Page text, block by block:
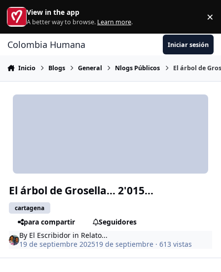
Ir al contenido
View in the app
A better way to browse. Learn more. ×
Colombia Humana Iniciar sesión
Inicio Blogs General Nlogs Públicos El árbol de
El árbol de Grosella... 2'015...
cartagena
para compartir
Seguidores
By El Escribidor in Relato...
19 de septiembre 202519 de septiembre · 613 vistas